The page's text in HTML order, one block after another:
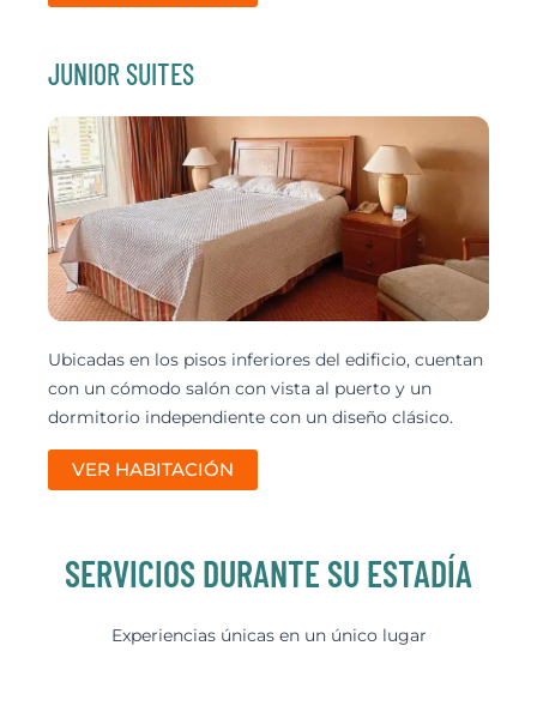
JUNIOR SUITES
Ubicadas en los pisos inferiores del edificio, cuentan
con un cómodo salón con vista al puerto y un
dormitorio independiente con un diseño clásico.
VER HABITACIÓN
SERVICIOS DURANTE SU ESTADÍA
Experiencias únicas en un único lugar